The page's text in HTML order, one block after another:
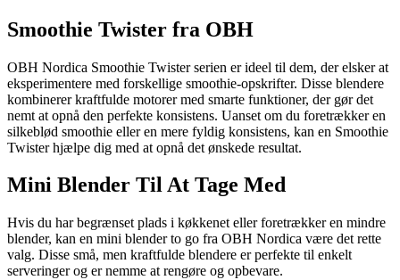
Smoothie Twister fra OBH
OBH Nordica Smoothie Twister serien er ideel til dem, der elsker at
eksperimentere med forskellige smoothie-opskrifter. Disse blendere
kombinerer kraftfulde motorer med smarte funktioner, der gør det
nemt at opnå den perfekte konsistens. Uanset om du foretrækker en
silkeblød smoothie eller en mere fyldig konsistens, kan en Smoothie
Twister hjælpe dig med at opnå det ønskede resultat.
Mini Blender Til At Tage Med
Hvis du har begrænset plads i køkkenet eller foretrækker en mindre
blender, kan en mini blender to go fra OBH Nordica være det rette
valg. Disse små, men kraftfulde blendere er perfekte til enkelt
serveringer og er nemme at rengøre og opbevare.